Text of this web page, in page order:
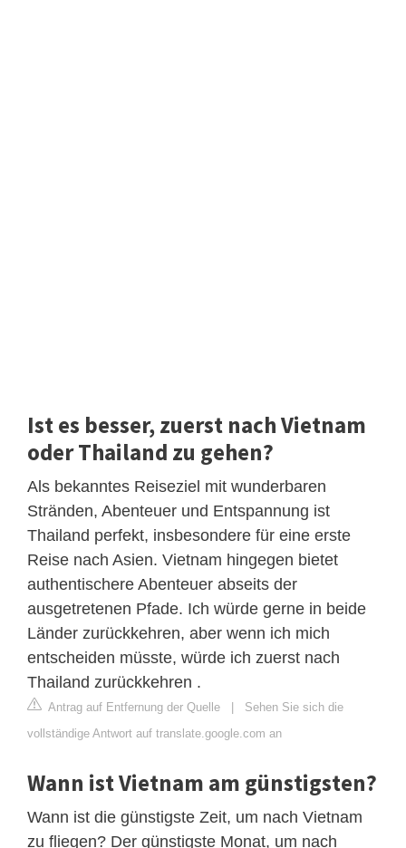
Ist es besser, zuerst nach Vietnam
oder Thailand zu gehen?
Als bekanntes Reiseziel mit wunderbaren
Stränden, Abenteuer und Entspannung ist
Thailand perfekt, insbesondere für eine erste
Reise nach Asien. Vietnam hingegen bietet
authentischere Abenteuer abseits der
ausgetretenen Pfade. Ich würde gerne in beide
Länder zurückkehren, aber wenn ich mich
entscheiden müsste, würde ich zuerst nach
Thailand zurückkehren .
Antrag auf Entfernung der Quelle | Sehen Sie sich die
vollständige Antwort auf translate.google.com an
Wann ist Vietnam am günstigsten?
Wann ist die günstigste Zeit, um nach Vietnam
zu fliegen? Der günstigste Monat, um nach